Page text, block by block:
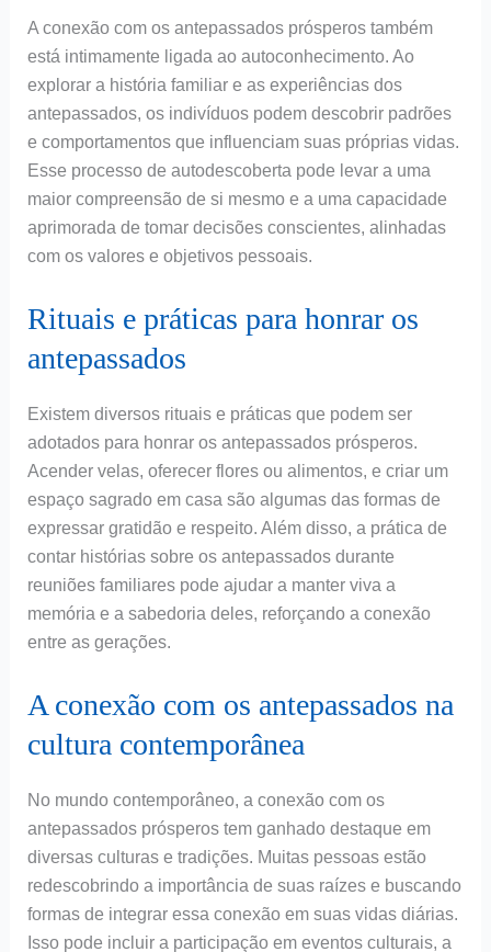
A conexão com os antepassados prósperos também
está intimamente ligada ao autoconhecimento. Ao
explorar a história familiar e as experiências dos
antepassados, os indivíduos podem descobrir padrões
e comportamentos que influenciam suas próprias vidas.
Esse processo de autodescoberta pode levar a uma
maior compreensão de si mesmo e a uma capacidade
aprimorada de tomar decisões conscientes, alinhadas
com os valores e objetivos pessoais.
Rituais e práticas para honrar os
antepassados
Existem diversos rituais e práticas que podem ser
adotados para honrar os antepassados prósperos.
Acender velas, oferecer flores ou alimentos, e criar um
espaço sagrado em casa são algumas das formas de
expressar gratidão e respeito. Além disso, a prática de
contar histórias sobre os antepassados durante
reuniões familiares pode ajudar a manter viva a
memória e a sabedoria deles, reforçando a conexão
entre as gerações.
A conexão com os antepassados na
cultura contemporânea
No mundo contemporâneo, a conexão com os
antepassados prósperos tem ganhado destaque em
diversas culturas e tradições. Muitas pessoas estão
redescobrindo a importância de suas raízes e buscando
formas de integrar essa conexão em suas vidas diárias.
Isso pode incluir a participação em eventos culturais, a